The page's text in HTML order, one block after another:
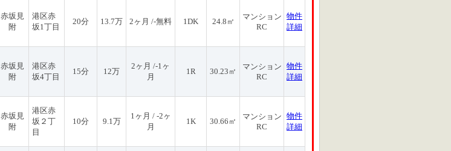
赤坂見
附
港区赤
坂1丁目
20分 13.7万 2ヶ月 /-無料 1DK 24.8㎡
マンション
RC
物件
詳細
赤坂見
附
港区赤
坂4丁目
15分 12万
2ヶ月 /-1ヶ
月
1R 30.23㎡
マンション
RC
物件
詳細
赤坂見
附
港区赤
坂２丁
目
10分 9.1万
1ヶ月 / -2ヶ
月
1K 30.66㎡
マンション
RC
物件
詳細